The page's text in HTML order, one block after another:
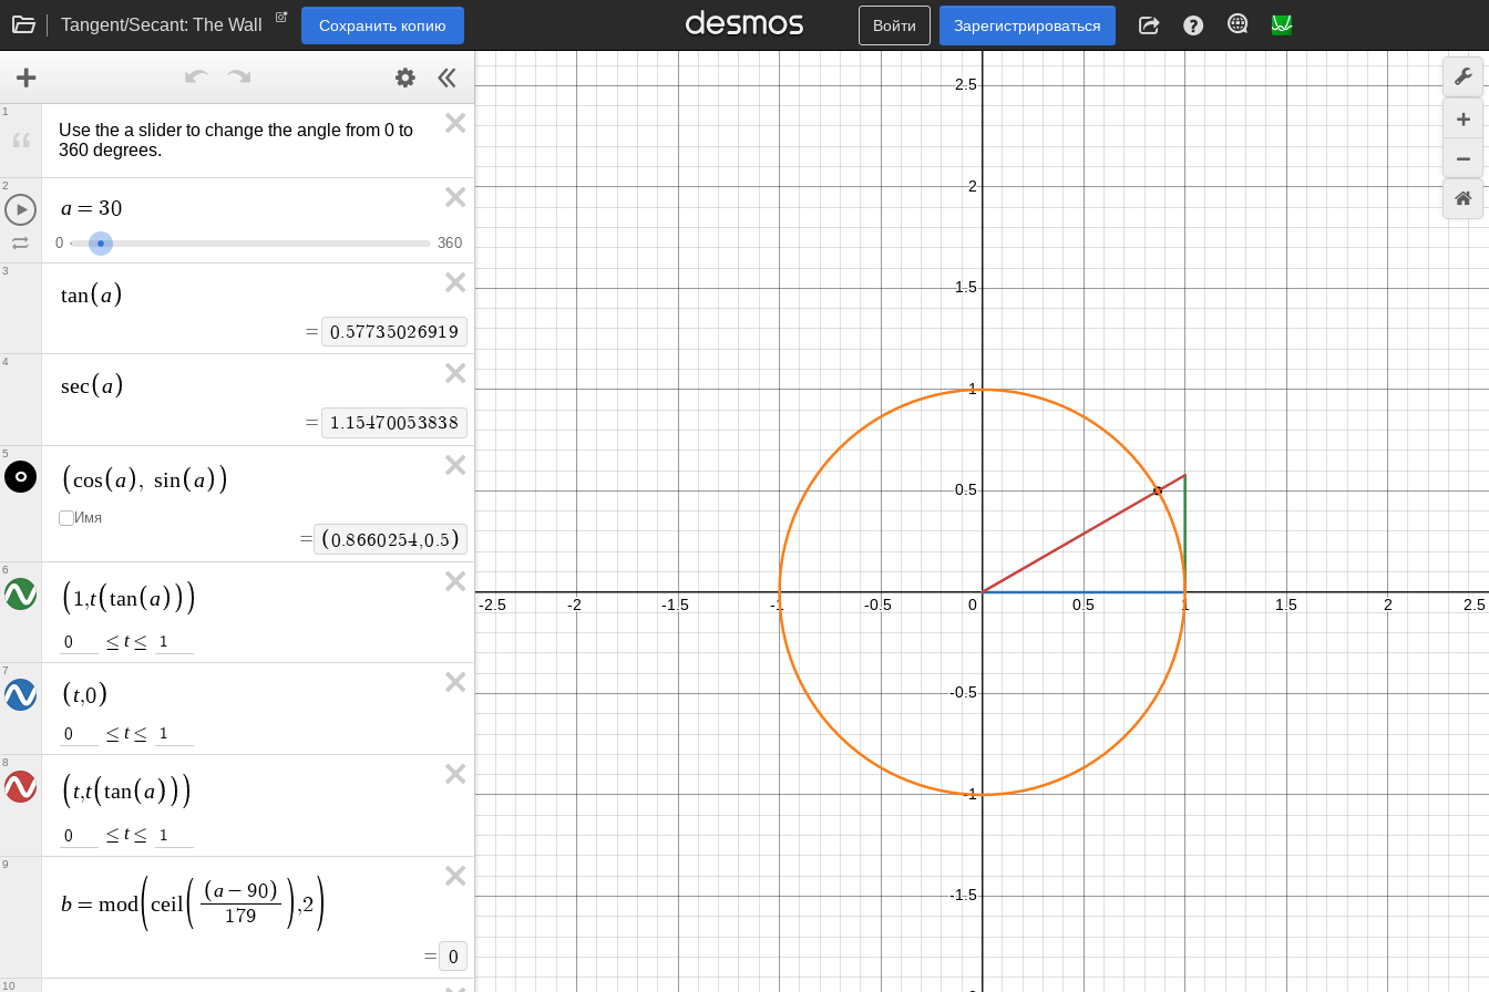
Tangent/Secant: The Wall Сохранить копию Войти Зарегистрироваться
Use the a slider to change the angle from 0 to
360 degrees.
1
a = 30
0 360
2
tan a
= 0.57735026919
3
sec a
= 1.15470053838
4
cos a , sin a
Имя
= 0 .8660254 0 5
5
1,t tan a
0 ≤ t ≤ 1
6
t,0
0 ≤ t ≤ 1
7
t,t tan a
0 ≤ t ≤ 1
8
b = mod ceil
a − 90
179
,2
= 0
9
10